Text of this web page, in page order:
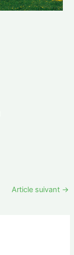
Article suivant →